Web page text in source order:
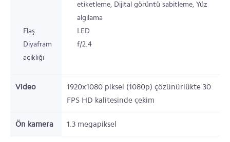
etiketleme, Dijital görüntü sabitleme, Yüz
algılama
Flaş
LED
Diyafram
açıklığı
f/2.4
Video
1920x1080 piksel (1080p) çözünürlükte 30
FPS HD kalitesinde çekim
Ön kamera 1.3 megapiksel